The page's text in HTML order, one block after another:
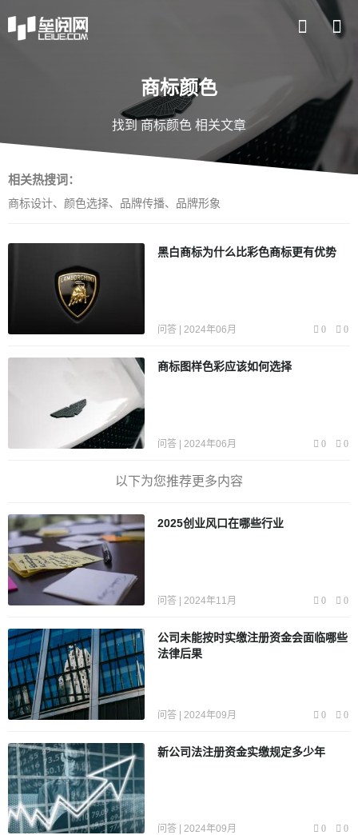
商标颜色
找到 商标颜色 相关文章
相关热搜词：
商标设计、 颜色选择、 品牌传播、 品牌形象
黑白商标为什么比彩色商标更有优势
问答 | 2024年06月 0 0
商标图样色彩应该如何选择
问答 | 2024年06月 0 0
以下为您推荐更多内容
2025创业风口在哪些行业
问答 | 2024年11月 0 0
公司未能按时实缴注册资金会面临哪些
法律后果
问答 | 2024年09月 0 0
新公司法注册资金实缴规定多少年
问答 | 2024年09月 0 0